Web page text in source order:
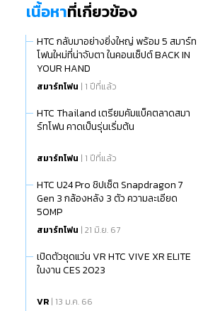
เนื้อหาที่เกี่ยวข้อง
HTC กลับมาอย่างยิ่งใหญ่ พร้อม 5 สมาร์ท
โฟนใหม่ที่น่าจับตา ในคอนเซ็ปต์ BACK IN
YOUR HAND
สมาร์ทโฟน | 1 ปีที่แล้ว
HTC Thailand เตรียมคัมแบ็คตลาดสมา
ร์ทโฟน คาดเป็นรุ่นเริ่มต้น
สมาร์ทโฟน | 1 ปีที่แล้ว
HTC U24 Pro ชิปเซ็ต Snapdragon 7
Gen 3 กล้องหลัง 3 ตัว ความละเอียด
50MP
สมาร์ทโฟน | 21 มิ.ย. 67
เปิดตัวชุดแว่น VR HTC VIVE XR ELITE
ในงาน CES 2023
VR | 13 ม.ค. 66